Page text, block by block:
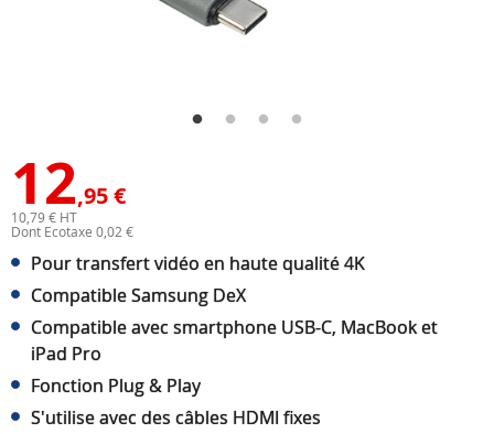
12,95 €
10,79 € HT
Dont Ecotaxe 0,02 €
Pour transfert vidéo en haute qualité 4K
Compatible Samsung DeX
Compatible avec smartphone USB-C, MacBook et
iPad Pro
Fonction Plug & Play
S'utilise avec des câbles HDMI fixes